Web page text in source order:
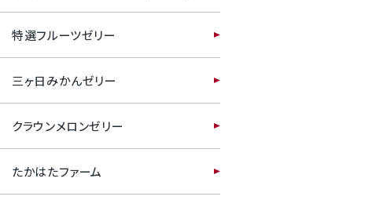
特選フルーツゼリー
三ヶ日みかんゼリー
クラウンメロンゼリー
たかはたファーム